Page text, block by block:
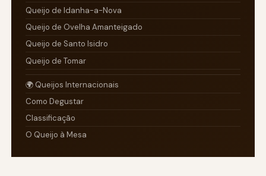
Queijo de Idanha-a-Nova
Queijo de Ovelha Amanteigado
Queijo de Santo Isidro
Queijo de Tomar
🌍 Queijos Internacionais
Como Degustar
Classificação
O Queijo à Mesa